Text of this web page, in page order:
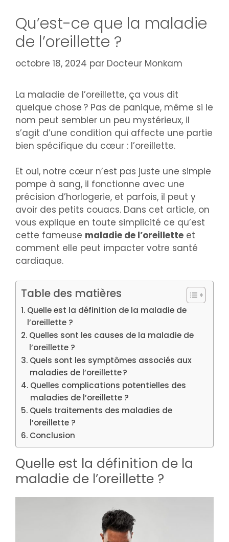
Qu’est-ce que la maladie
de l’oreillette ?
octobre 18, 2024 par Docteur Monkam
La maladie de l’oreillette, ça vous dit
quelque chose ? Pas de panique, même si le
nom peut sembler un peu mystérieux, il
s’agit d’une condition qui affecte une partie
bien spécifique du cœur : l’oreillette.
Et oui, notre cœur n’est pas juste une simple
pompe à sang, il fonctionne avec une
précision d’horlogerie, et parfois, il peut y
avoir des petits couacs. Dans cet article, on
vous explique en toute simplicité ce qu’est
cette fameuse maladie de l’oreillette et
comment elle peut impacter votre santé
cardiaque.
Table des matières
Quelle est la définition de la maladie de
l’oreillette ?
Quelles sont les causes de la maladie de
l’oreillette ?
Quels sont les symptômes associés aux
maladies de l’oreillette ?
Quelles complications potentielles des
maladies de l’oreillette ?
Quels traitements des maladies de
l’oreillette ?
Conclusion
Quelle est la définition de la
maladie de l’oreillette ?